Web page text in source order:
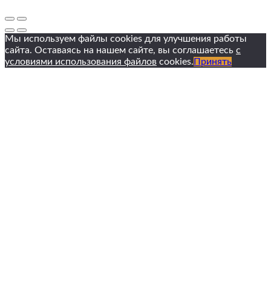
Мы используем файлы cookies для улучшения работы
сайта. Оставаясь на нашем сайте, вы соглашаетесь с
условиями использования файлов cookies. Принять